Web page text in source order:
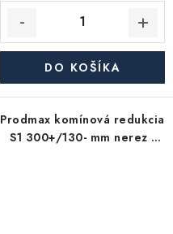
DO KOŠÍKA
Prodmax komínová redukcia
S1 300+/130- mm nerez -